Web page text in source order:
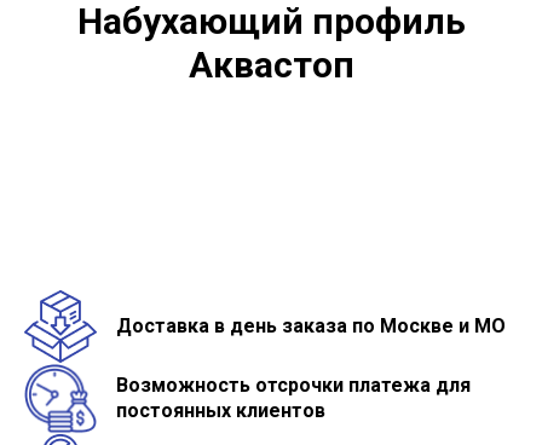
Набухающий профиль
Аквастоп
Доставка в день заказа по Москве и МО
Возможность отсрочки платежа для
постоянных клиентов